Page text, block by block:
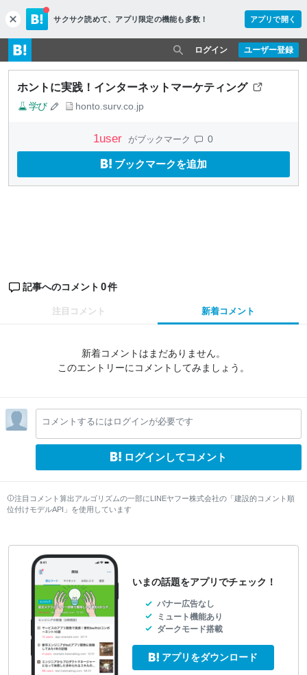
c
l
o
s
e
サクサク読めて、 アプリ限定の機能も多数！ アプリで開く
ユーザー登録
ログイン
ホントに実践！インターネットマーケティング
学び honto.surv.co.jp
1user がブックマーク 0
ブックマークを追加
記事へのコメント 0件
注目コメント 新着コメント
新着コメントはまだありません。
このエントリーにコメントしてみましょう。
コメントするにはログインが必要です
ログインしてコメント
注目コメント算出アルゴリズムの一部にLINEヤフー株式会社の「建設的コメント順
位付けモデルAPI」を使用しています
いまの話題をアプリでチェック！
バナー広告なし
ミュート機能あり
ダークモード搭載
アプリをダウンロード